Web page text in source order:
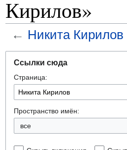
Кирилов»
← Никита Кирилов
навигации
поиску
Ссылки сюда
Страница:
Пространство имён:
все